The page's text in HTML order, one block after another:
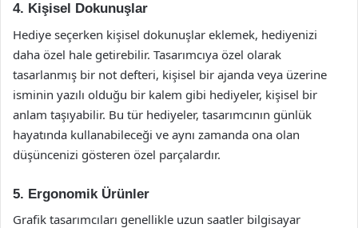
4. Kişisel Dokunuşlar
Hediye seçerken kişisel dokunuşlar eklemek, hediyenizi
daha özel hale getirebilir. Tasarımcıya özel olarak
tasarlanmış bir not defteri, kişisel bir ajanda veya üzerine
isminin yazılı olduğu bir kalem gibi hediyeler, kişisel bir
anlam taşıyabilir. Bu tür hediyeler, tasarımcının günlük
hayatında kullanabileceği ve aynı zamanda ona olan
düşüncenizi gösteren özel parçalardır.
5. Ergonomik Ürünler
Grafik tasarımcıları genellikle uzun saatler bilgisayar